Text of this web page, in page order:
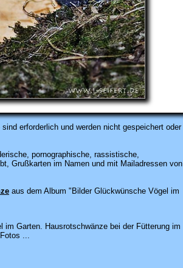
erforderlich und werden nicht gespeichert oder
pornographische, rassistische,
Grußkarten im Namen und mit Mailadressen von
aus dem Album "Bilder Glückwünsche Vögel im
im Garten. Hausrotschwänze bei der Fütterung im
...